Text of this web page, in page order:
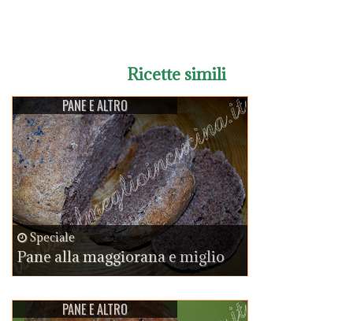
Ricette simili
PANE E ALTRO
Speciale
Pane alla maggiorana e miglio
PANE E ALTRO